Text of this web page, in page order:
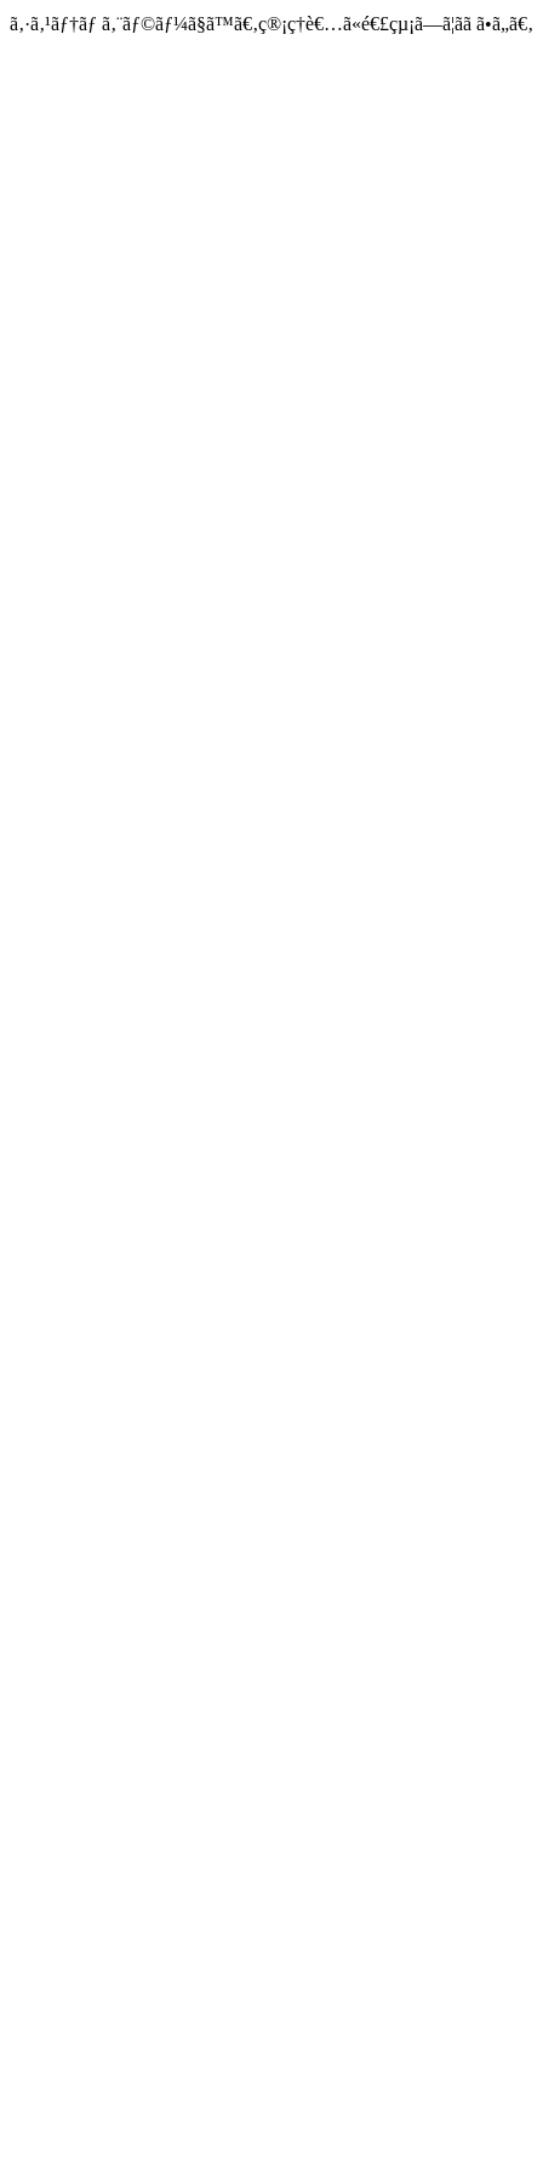
ã‚·ã‚¹ãƒ†ãƒ ã‚¨ãƒ©ãƒ¼ã§ã™ã€‚ç®¡ç†è€…ã«é€£çµ¡ã—ã¦ãã ã•ã„ã€‚